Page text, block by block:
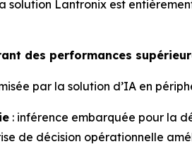
solution Lantronix est
des performances
par la solution d’IA en
: inférence embarquée pour la
de décision opérationnelle